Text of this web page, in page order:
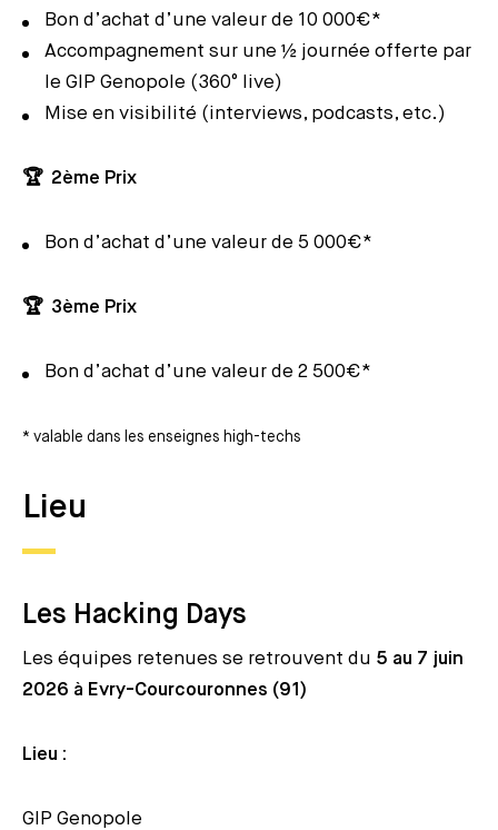
Bon d’achat d’une valeur de 10 000€*
Accompagnement sur une ½ journée offerte par
le GIP Genopole (360° live)
Mise en visibilité (interviews, podcasts, etc.)
🏆 2ème Prix
Bon d’achat d’une valeur de 5 000€*
🏆 3ème Prix
Bon d’achat d’une valeur de 2 500€*
* valable dans les enseignes high-techs
Lieu
Les Hacking Days
Les équipes retenues se retrouvent du 5 au 7 juin
2026 à Evry-Courcouronnes (91)
Lieu :
GIP Genopole